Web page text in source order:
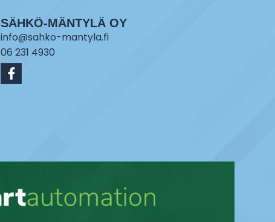
SÄHKÖ-MÄNTYLÄ OY
info@sahko-mantyla.fi
06 231 4930